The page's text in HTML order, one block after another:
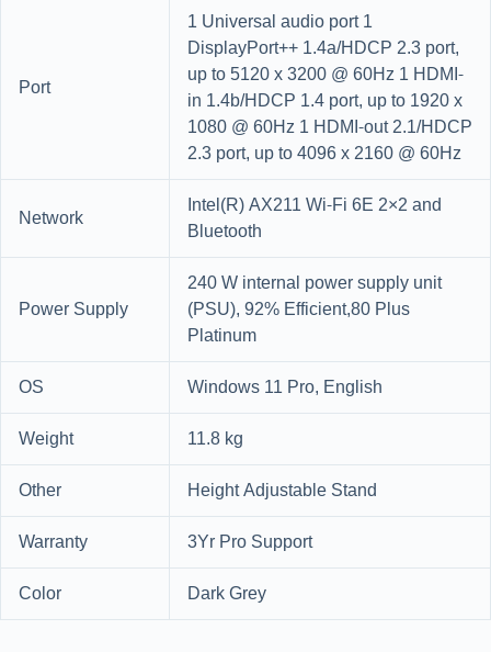
Port
1 Universal audio port 1
DisplayPort++ 1.4a/HDCP 2.3 port,
up to 5120 x 3200 @ 60Hz 1 HDMI-
in 1.4b/HDCP 1.4 port, up to 1920 x
1080 @ 60Hz 1 HDMI-out 2.1/HDCP
2.3 port, up to 4096 x 2160 @ 60Hz
Network
Intel(R) AX211 Wi-Fi 6E 2×2 and
Bluetooth
Power Supply
240 W internal power supply unit
(PSU), 92% Efficient,80 Plus
Platinum
OS
Windows 11 Pro, English
Weight
11.8 kg
Other
Height Adjustable Stand
Warranty
3Yr Pro Support
Color
Dark Grey